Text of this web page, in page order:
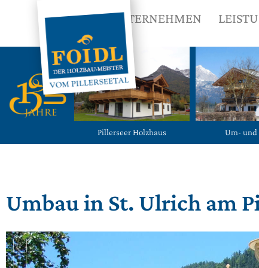
UNTERNEHMEN
Pillerseer Holzhaus Um- und
Umbau in St. Ulrich am